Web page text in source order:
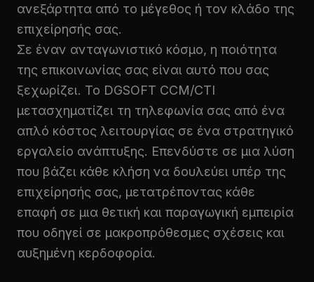
ανεξάρτητα από το μέγεθος ή τον κλάδο της
επιχείρησής σας.
Σε έναν ανταγωνιστικό κόσμο, η ποιότητα
της επικοινωνίας σας είναι αυτό που σας
ξεχωρίζει. Το DGSOFT CCM/CTI
μετασχηματίζει τη τηλεφωνία σας από ένα
απλό κόστος λειτουργίας σε ένα στρατηγικό
εργαλείο ανάπτυξης. Επενδύστε σε μια λύση
που βάζει κάθε κλήση να δουλεύει υπέρ της
επιχείρησής σας, μετατρέποντας κάθε
επαφή σε μια θετική και παραγωγική εμπειρία
που οδηγεί σε μακροπρόθεσμες σχέσεις και
αυξημένη κερδοφορία.